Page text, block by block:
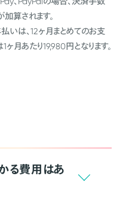
算されます。
いは、12ヶ月まとめてのお支
月あたり19,980円となります。
る費用はあ